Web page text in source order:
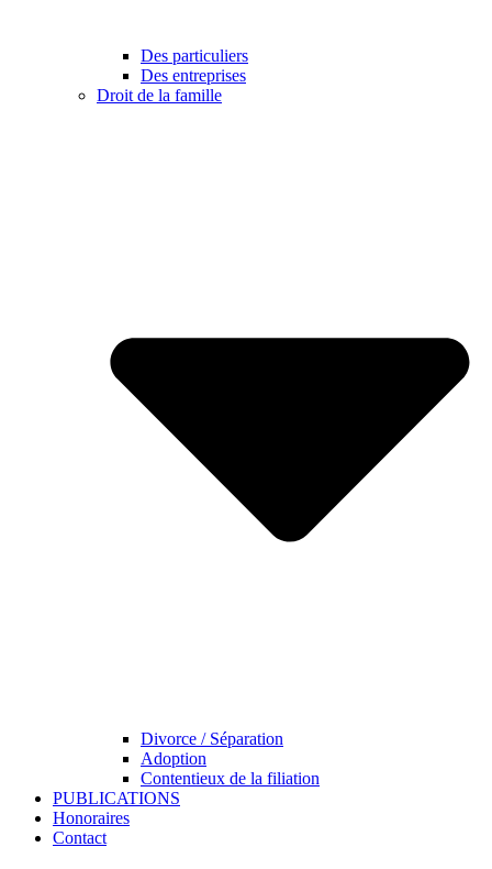
Des particuliers
Des entreprises
Droit de la famille
Divorce / Séparation
Adoption
Contentieux de la filiation
PUBLICATIONS
Honoraires
Contact